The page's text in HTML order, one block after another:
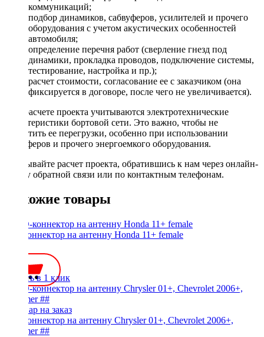
коммуникаций;
подбор динамиков, сабвуферов, усилителей и прочего
оборудования с учетом акустических особенностей
автомобиля;
определение перечня работ (сверление гнезд под
динамики, прокладка проводов, подключение системы,
тестирование, настройка и пр.);
расчет стоимости, согласование ее с заказчиком (она
фиксируется в договоре, после чего не увеличивается).
При расчете проекта учитываются электротехнические
характеристики бортовой сети. Это важно, чтобы не
допустить ее перегрузки, особенно при использовании
сабвуферов и прочего энергоемкого оборудования.
Заказывайте расчет проекта, обратившись к нам через онлайн-
форму обратной связи или по контактным телефонам.
Похожие товары
ISO-коннектор на антенну Honda 11+ female
Купить в 1 клик
ISO-коннектор на антенну Chrysler 01+, Chevrolet 2006+,
Hummer ##